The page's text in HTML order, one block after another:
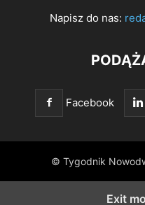
Napisz do nas:
Facebook
© Tygodnik
Exit